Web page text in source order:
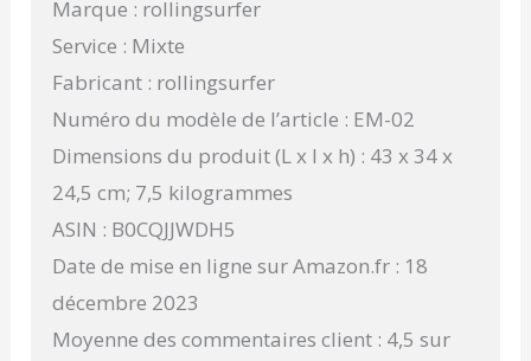
Marque : rollingsurfer
Service : Mixte
Fabricant : rollingsurfer
Numéro du modèle de l’article : EM-02
Dimensions du produit (L x l x h) : 43 x 34 x
24,5 cm; 7,5 kilogrammes
ASIN : B0CQJJWDH5
Date de mise en ligne sur Amazon.fr : 18
décembre 2023
Moyenne des commentaires client : 4,5 sur